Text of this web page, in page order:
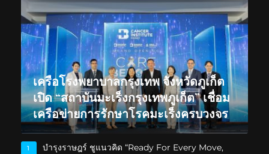
เครือโรงพยาบาลกรุงเทพ จังหวัดภูเก็ต
เปิด “สถาบันมะเร็งกรุงเทพภูเก็ต” เชื่อม
เครือข่ายการรักษาโรคมะเร็งครบวงจร
1
บำรุงราษฎร์ ชูแนวคิด “Ready For Every Move,